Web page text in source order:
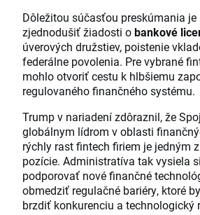
Dôležitou súčasťou preskúmania
zjednodušiť žiadosti obankové
úverových družstiev, poistenie
federálne povolenia. Pre vybrané
mohlo otvoriť cestu k hlbšiemu
regulovaného finančného systému.
Trump v nariadení zdôraznil, že
globálnym lídrom v oblasti
rýchly rast fintech firiem je jedným
pozície. Administratíva tak vysiela
podporovať nové finančné
obmedziť regulačné bariéry, ktoré
brzdiť konkurenciu a technologický